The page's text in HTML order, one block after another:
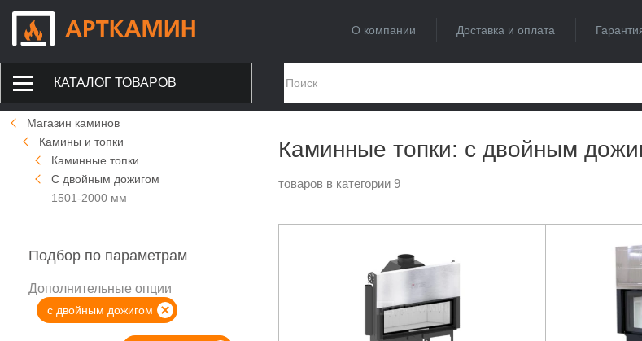
О компании Доставка и оплата
КАТАЛОГ ТОВАРОВ
Магазин каминов
Камины и топки
Каминные топки
С двойным дожигом
1501-2000 мм
Подбор по параметрам
Дополнительные опции
с двойным дожигом
Каминные топки: с двойным
товаров в категории 9